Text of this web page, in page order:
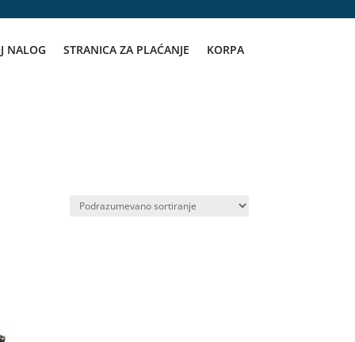
NALOG STRANICA ZA PLAĆANJE KORPA